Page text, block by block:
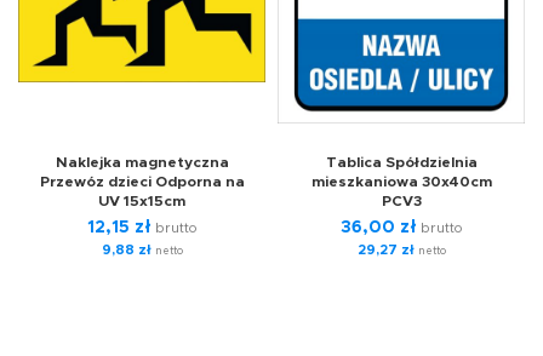
Naklejka magnetyczna
Przewóz dzieci Odporna na
UV 15x15cm
12,15 zł brutto
9,88 złnetto
Tablica Spółdzielnia
mieszkaniowa 30x40cm
PCV3
36,00 zł brutto
29,27 złnetto